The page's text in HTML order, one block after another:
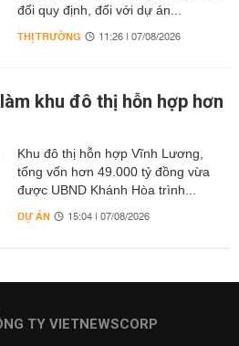
đổi quy định, đối với dự án...
THỊ TRƯỜNG 11:26 | 07/08/2026
khu đô thị hỗn hợp hơn
Khu đô thị hỗn hợp Vĩnh Lương,
tổng vốn hơn 49.000 tỷ đồng vừa
được UBND Khánh Hòa trình...
DỰ ÁN 15:04 | 07/08/2026
TY VIETNEWSCORP